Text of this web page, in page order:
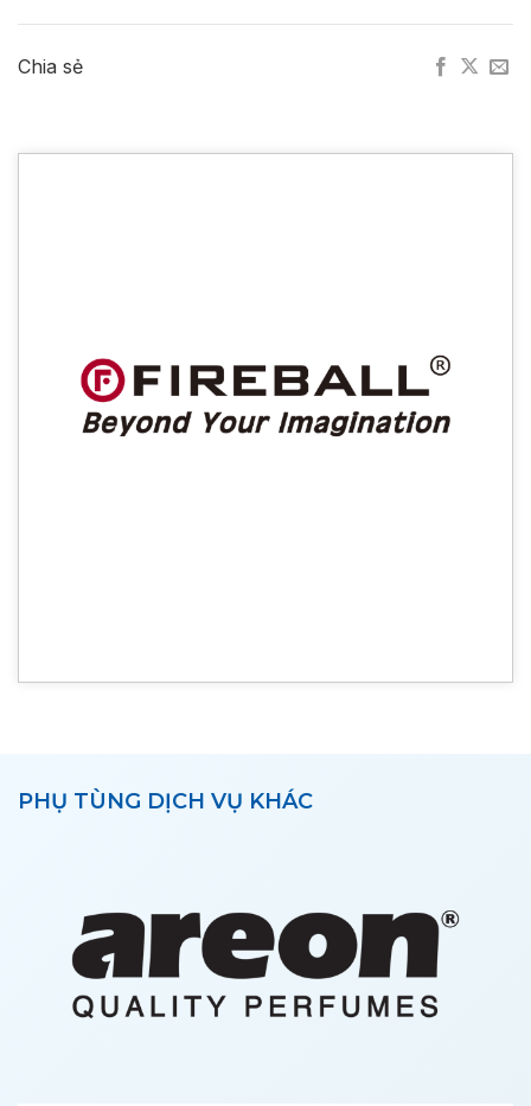
Chia sẻ
PHỤ TÙNG DỊCH VỤ KHÁC